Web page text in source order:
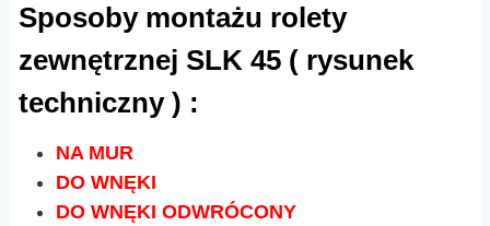
Sposoby montażu rolety
zewnętrznej SLK 45 ( rysunek
techniczny ) :
NA MUR
DO WNĘKI
DO WNĘKI ODWRÓCONY